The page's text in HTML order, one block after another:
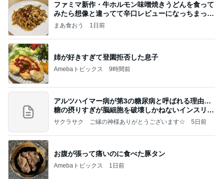
ファミマ新作・牛ホルモン味噌焼きうどんを食って
みたら想像と違ってて辛口レビューになっちまった
話
まあ食おう 1日前
姉が好きすぎて登園拒否した息子
Amebaトピックス 9時間前
アルツハイマー病が第3の糖尿病と呼ばれる理由…
糖の摂りすぎが脳細胞を破壊しかねないインスリン
の恐
サクラサク ご縁の神様ありがとうございます☆ 5日前
お腹が張って痛いのに食べた豚タン
Amebaトピックス 1日前